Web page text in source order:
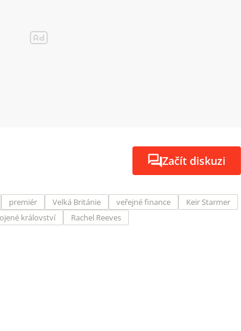
Začít diskuzi
premiér Velká Británie veřejné finance
Keir Starmer
království Rachel Reeves